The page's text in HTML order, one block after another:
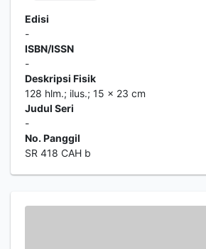
Edisi
-
ISBN/ISSN
-
Deskripsi Fisik
128 hlm.; ilus.; 15 x 23 cm
Judul Seri
-
No. Panggil
SR 418 CAH b